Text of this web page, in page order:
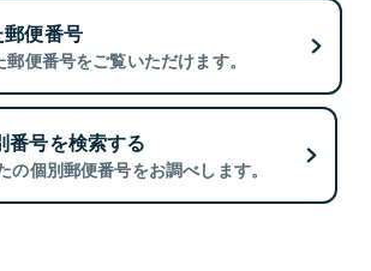
便番号
便番号をご覧いただけます。
番号を検索する
の個別郵便番号をお調べします。